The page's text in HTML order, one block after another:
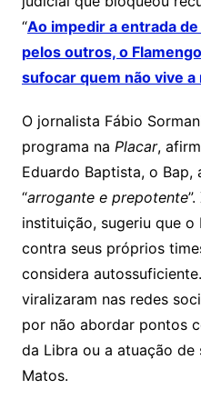
“Ao impedir a entrada
pelos outros, o
sufocar quem não vive
O jornalista Fábio
programa na Placar,
Eduardo Baptista, o Bap,
“arrogante e prepotente
instituição, sugeriu que o
contra seus próprios
considera
viralizaram nas redes
por não abordar pontos
da Libra ou a atuação de
Matos.